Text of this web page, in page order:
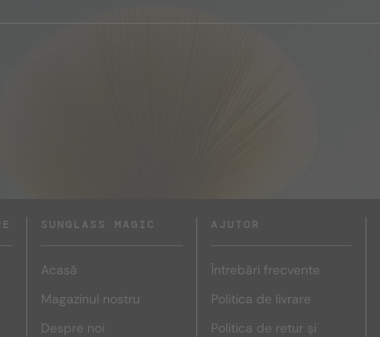
SUNGLASS MAGIC
Acasă
Magazinul nostru
Despre noi
AJUTOR
Întrebări frecvente
Politica de livrare
Politica de retur și